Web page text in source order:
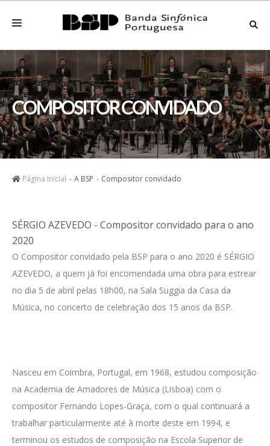
A BSP
NOTÍCIAS
AGENDA
DISCOGRAFIA
VÍDEOS
ARQUIVO
CONTACTOS
COMPOSITOR CONVIDADO
Página Inicial A BSP Compositor convidado
SÉRGIO AZEVEDO - Compositor convidado para o ano
2020
O Compositor convidado pela BSP para o ano 2020 é SÉRGIO
AZEVEDO, a quem já foi encomendada uma obra para estrear
no dia 5 de abril pelas 18h00, na Sala Suggia da Casa da
Música, no concerto de celebração dos 15 anos da BSP.
Nasceu em Coimbra, Portugal, em 1968, estudou composição
na Academia de Amadores de Música (Lisboa) com o
compositor Fernando Lopes-Graça, com o qual continuará a
trabalhar particularmente até à morte deste em 1994, e
terminou os estudos de composição na Escola Superior de